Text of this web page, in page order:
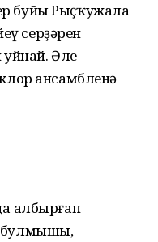
буйы Рыҫҡужала
серҙәрен
уйнай. Әле
ансамбленә
албырғап
булмышы,